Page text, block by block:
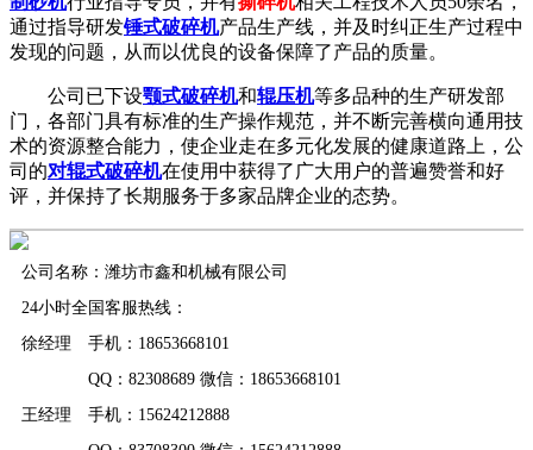
通过指导研发锤式破碎机产品生产线，并及时纠正生产过程中
发现的问题，从而以优良的设备保障了产品的质量。
公司已下设颚式破碎机和辊压机等多品种的生产研发部
门，各部门具有标准的生产操作规范，并不断完善横向通用技
术的资源整合能力，使企业走在多元化发展的健康道路上，公
司的对辊式破碎机在使用中获得了广大用户的普遍赞誉和好
评，并保持了长期服务于多家品牌企业的态势。
公司名称：潍坊市鑫和机械有限公司
24小时全国客服热线：
徐经理 手机：18653668101
QQ：82308689 微信：18653668101
王经理 手机：15624212888